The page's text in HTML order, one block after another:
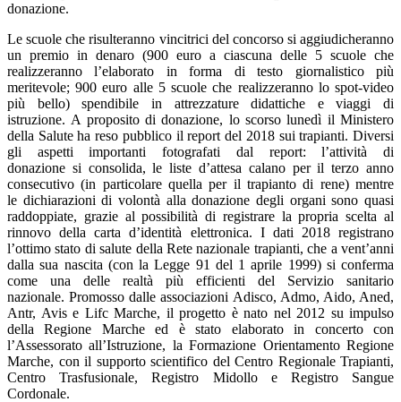
donazione.
Le scuole che risulteranno vincitrici del concorso si aggiudicheranno
un premio in denaro (900 euro a ciascuna delle 5 scuole che
realizzeranno l’elaborato in forma di testo giornalistico più
meritevole; 900 euro alle 5 scuole che realizzeranno lo spot-video
più bello) spendibile in attrezzature didattiche e viaggi di
istruzione. A proposito di donazione, lo scorso lunedì il Ministero
della Salute ha reso pubblico il report del 2018 sui trapianti. Diversi
gli aspetti importanti fotografati dal report: l’attività di
donazione si consolida, le liste d’attesa calano per il terzo anno
consecutivo (in particolare quella per il trapianto di rene) mentre
le dichiarazioni di volontà alla donazione degli organi sono quasi
raddoppiate, grazie al possibilità di registrare la propria scelta al
rinnovo della carta d’identità elettronica. I dati 2018 registrano
l’ottimo stato di salute della Rete nazionale trapianti, che a vent’anni
dalla sua nascita (con la Legge 91 del 1 aprile 1999) si conferma
come una delle realtà più efficienti del Servizio sanitario
nazionale. Promosso dalle associazioni Adisco, Admo, Aido, Aned,
Antr, Avis e Lifc Marche, il progetto è nato nel 2012 su impulso
della Regione Marche ed è stato elaborato in concerto con
l’Assessorato all’Istruzione, la Formazione Orientamento Regione
Marche, con il supporto scientifico del Centro Regionale Trapianti,
Centro Trasfusionale, Registro Midollo e Registro Sangue
Cordonale.